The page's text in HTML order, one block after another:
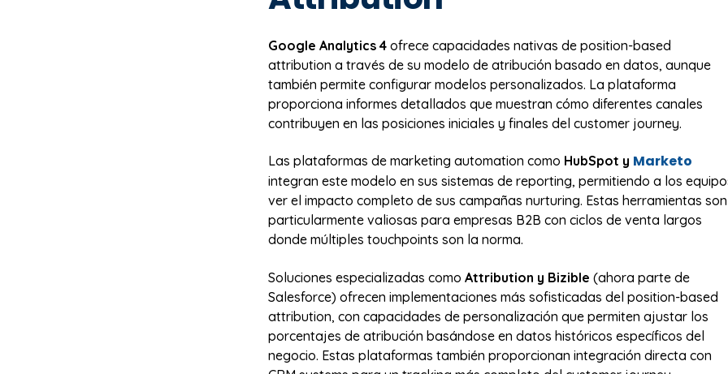
Google Analytics 4 ofrece capacidades nativas de position-based
attribution a través de su modelo de atribución basado en datos, aunque
también permite configurar modelos personalizados. La plataforma
proporciona informes detallados que muestran cómo diferentes canales
contribuyen en las posiciones iniciales y finales del customer journey.
Las plataformas de marketing automation como HubSpot y Marketo
integran este modelo en sus sistemas de reporting, permitiendo a los
ver el impacto completo de sus campañas nurturing. Estas herramientas son
particularmente valiosas para empresas B2B con ciclos de venta largos
donde múltiples touchpoints son la norma.
Soluciones especializadas como Attribution y Bizible (ahora parte de
Salesforce) ofrecen implementaciones más sofisticadas del position-based
attribution, con capacidades de personalización que permiten ajustar los
porcentajes de atribución basándose en datos históricos específicos del
negocio. Estas plataformas también proporcionan integración directa con